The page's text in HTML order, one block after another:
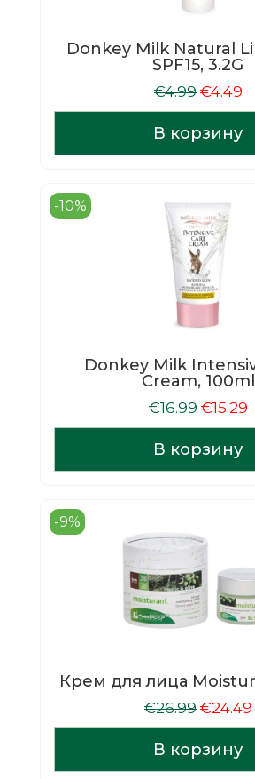
Donkey Milk Natural
SPF15, 3.2G
€4.99
цена
€4.99.
€4.49
В корзину
-10%
Donkey Milk
Cream, 100ml
€16.99
цена
€16.99.
€15.29
В корзину
-9%
Крем для лица
€26.99
цена
€26.99.
€24.49
В корзину